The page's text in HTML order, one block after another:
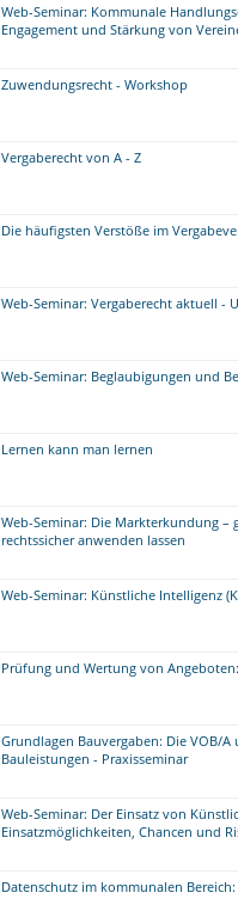
Web-Seminar: Kommunale
Engagement und Stärkung von
Zuwendungsrecht - Workshop
Vergaberecht von A - Z
Die häufigsten Verstöße im
Web-Seminar: Vergaberecht aktuell -
Web-Seminar: Beglaubigungen und
Lernen kann man lernen
Web-Seminar: Die Markterkundung
rechtssicher anwenden lassen
Web-Seminar: Künstliche Intelligenz
Prüfung und Wertung von
Grundlagen Bauvergaben: Die VOB/
Bauleistungen - Praxisseminar
Web-Seminar: Der Einsatz von
Einsatzmöglichkeiten, Chancen und
Datenschutz im kommunalen